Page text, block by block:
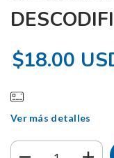
$18.00
Ver más detalles